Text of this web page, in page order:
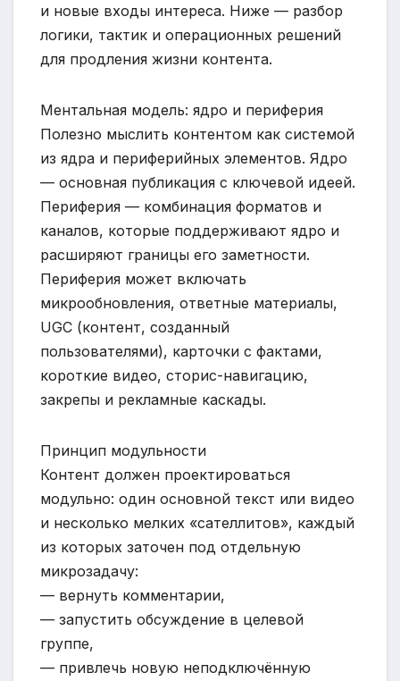
и новые входы интереса. Ниже — разбор
логики, тактик и операционных решений
для продления жизни контента.
Ментальная модель: ядро и периферия
Полезно мыслить контентом как системой
из ядра и периферийных элементов. Ядро
— основная публикация с ключевой идеей.
Периферия — комбинация форматов и
каналов, которые поддерживают ядро и
расширяют границы его заметности.
Периферия может включать
микрообновления, ответные материалы,
UGC (контент, созданный
пользователями), карточки с фактами,
короткие видео, сторис-навигацию,
закрепы и рекламные каскады.
Принцип модульности
Контент должен проектироваться
модульно: один основной текст или видео
и несколько мелких «сателлитов», каждый
из которых заточен под отдельную
микрозадачу:
— вернуть комментарии,
— запустить обсуждение в целевой
группе,
— привлечь новую неподключённую